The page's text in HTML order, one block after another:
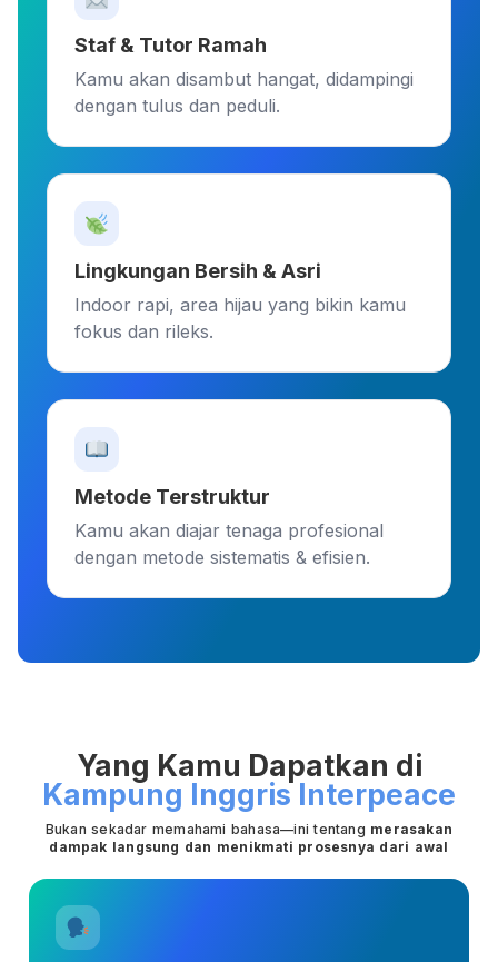
Staf & Tutor Ramah
Kamu akan disambut hangat, didampingi
dengan tulus dan peduli.
Lingkungan Bersih & Asri
Indoor rapi, area hijau yang bikin kamu
fokus dan rileks.
Metode Terstruktur
Kamu akan diajar tenaga profesional
dengan metode sistematis & efisien.
Yang Kamu Dapatkan di
Kampung Inggris Interpeace
Bukan sekadar memahami bahasa—ini tentang merasakan
dampak langsung dan menikmati prosesnya dari awal